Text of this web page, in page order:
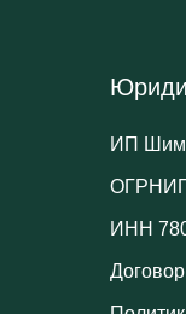
ИП
ОГРНИП
ИНН